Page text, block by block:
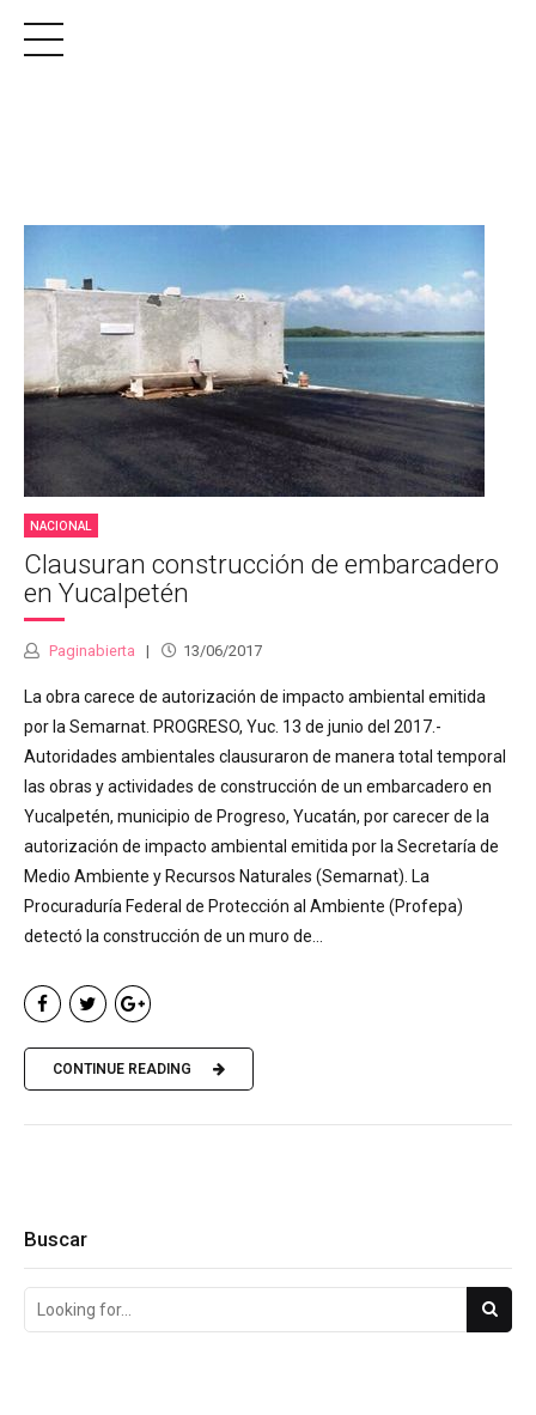
NACIONAL
Clausuran construcción de embarcadero
en Yucalpetén
Paginabierta 13/06/2017
La obra carece de autorización de impacto ambiental emitida
por la Semarnat. PROGRESO, Yuc. 13 de junio del 2017.-
Autoridades ambientales clausuraron de manera total temporal
las obras y actividades de construcción de un embarcadero en
Yucalpetén, municipio de Progreso, Yucatán, por carecer de la
autorización de impacto ambiental emitida por la Secretaría de
Medio Ambiente y Recursos Naturales (Semarnat). La
Procuraduría Federal de Protección al Ambiente (Profepa)
detectó la construcción de un muro de...
CONTINUE READING
Buscar